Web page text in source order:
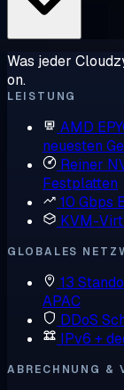
Was jeder
on.
LEISTUNG
AMD
neuesten
Reiner
Festplatten
10 Gbps
KVM-
GLOBALES
13
APAC
DDoS
IPv6 +
ABRECHNUNG &